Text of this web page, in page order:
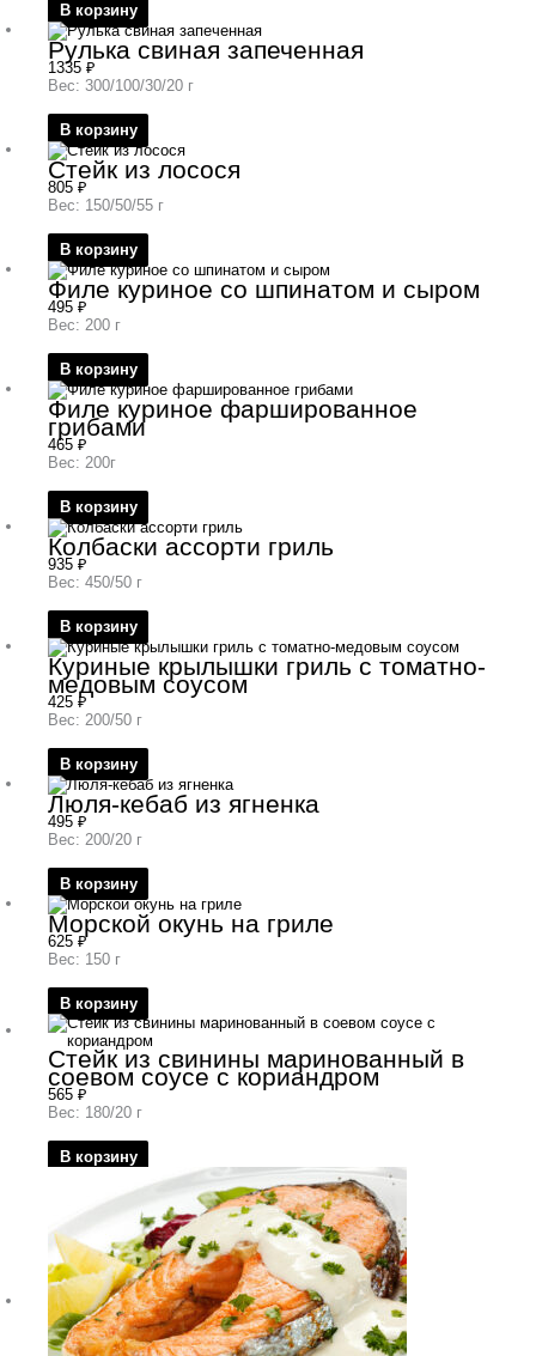
В корзину
Рулька свиная запеченная
1335 ₽
Вес: 300/100/30/20 г
В корзину
Стейк из лосося
805 ₽
Вес: 150/50/55 г
В корзину
Филе куриное со шпинатом и сыром
495 ₽
Вес: 200 г
В корзину
Филе куриное фаршированное
грибами
465 ₽
Вес: 200г
В корзину
Колбаски ассорти гриль
935 ₽
Вес: 450/50 г
В корзину
Куриные крылышки гриль с томатно-
медовым соусом
425 ₽
Вес: 200/50 г
В корзину
Люля-кебаб из ягненка
495 ₽
Вес: 200/20 г
В корзину
Морской окунь на гриле
625 ₽
Вес: 150 г
В корзину
Стейк из свинины маринованный в
соевом соусе с кориандром
565 ₽
Вес: 180/20 г
В корзину